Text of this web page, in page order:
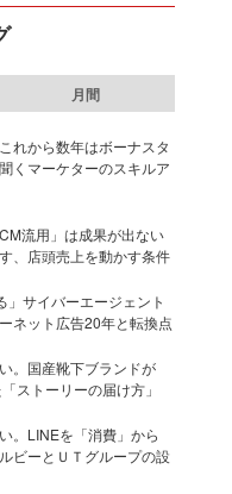
月間
れから数年はボーナスタ
くマーケターのスキルア
流用」は成果が出ない
、店頭売上を動かす条件
」サイバーエージェント
ネット広告20年と転換点
。国産靴下ブランドが
ストーリーの届け方」
。LINEを「消費」から
ビーとＵＴグループの設